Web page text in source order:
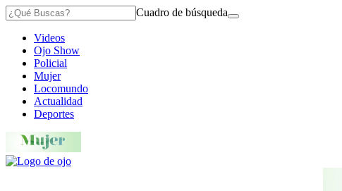
Cuadro de búsqueda
Videos
Ojo Show
Policial
Mujer
Locomundo
Actualidad
Deportes